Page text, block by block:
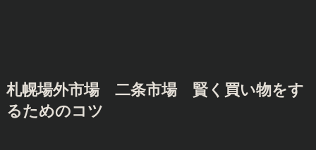
札幌場外市場 二条市場 賢く買い物をす
るためのコツ